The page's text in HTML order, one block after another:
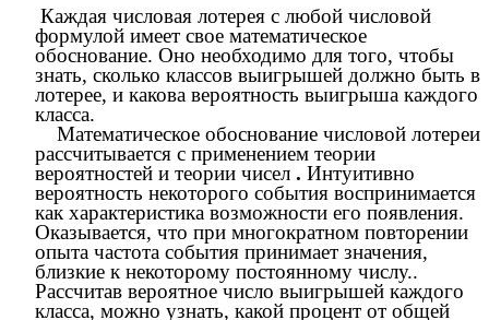
Каждая числовая лотерея с любой числовой
формулой имеет свое математическое
обоснование. Оно необходимо для того, чтобы
знать, сколько классов выигрышей должно быть в
лотерее, и какова вероятность выигрыша каждого
класса.
Математическое обоснование числовой лотереи
рассчитывается с применением теории
вероятностей и теории чисел . Интуитивно
вероятность некоторого события воспринимается
как характеристика возможности его появления.
Оказывается, что при многократном повторении
опыта частота события принимает значения,
близкие к некоторому постоянному числу..
Рассчитав вероятное число выигрышей каждого
класса, можно узнать, какой процент от общей